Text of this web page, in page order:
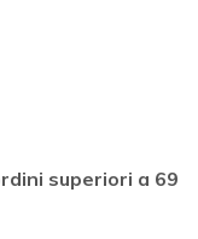
superiori a 69